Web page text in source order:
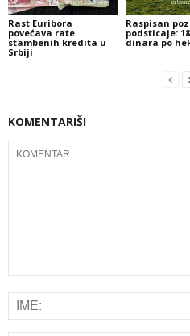
Rast Euribora
povećava rate
stambenih kredita u
Srbiji
Raspisan
podsticaje:
dinara po
KOMENTARIŠI